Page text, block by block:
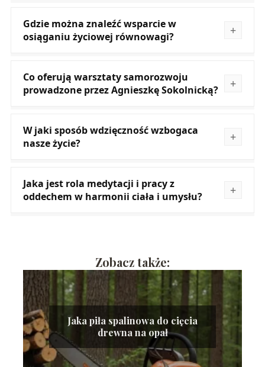
Gdzie można znaleźć wsparcie w
osiąganiu życiowej równowagi?
Co oferują warsztaty samorozwoju
prowadzone przez Agnieszkę Sokolnicką?
W jaki sposób wdzięczność wzbogaca
nasze życie?
Jaka jest rola medytacji i pracy z
oddechem w harmonii ciała i umysłu?
Zobacz także:
Jaka piła spalinowa do cięcia
drewna na opał